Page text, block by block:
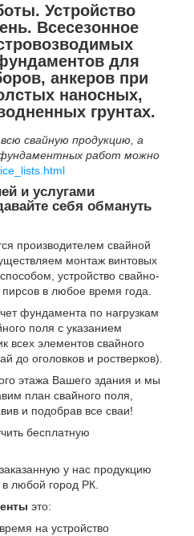
Устройство
Всесезонное
для
анкеров при
наносных,
грунтах.
свайную продукцию, а
работ можно
и услугами
себя обмануть
производителем свайной
монтаж винтовых
устройство свайно-
в любое время года.
фундамента по нагрузкам
поля с указанием
всех элементов свайного
до оголовков и ростверков).
этажа Вашего здания и мы
план свайного поля,
и подобрав все сваи!
бесплатную
у нас продукцию
любой город РК.
это:
на устройство